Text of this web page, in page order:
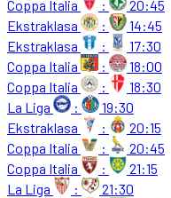
Coppa Italia
:
20:45
Ekstraklasa
:
14:45
Ekstraklasa
:
17:30
Coppa Italia
:
18:00
Coppa Italia
:
18:30
La Liga
:
19:30
Ekstraklasa
:
20:15
Coppa Italia
:
20:45
Coppa Italia
:
21:15
La Liga
:
21:30